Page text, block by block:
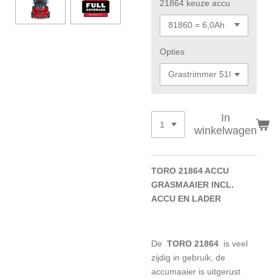
21864 keuze accu
Opties
In
winkelwagen
TORO 21864 ACCU
GRASMAAIER INCL.
ACCU EN LADER
De TORO 21864 is veel
zijdig in gebruik, de
accumaaier is uitgerust